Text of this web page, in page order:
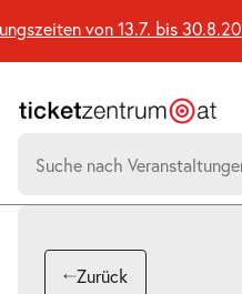
Seiteninhalt
springen
von 13.7. bis 30.8.2026
nach:
Suchtreffer:
Zurück